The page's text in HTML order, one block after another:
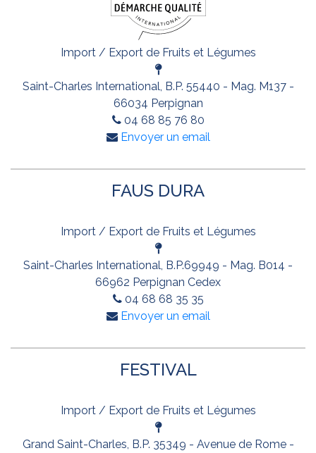
Import / Export de Fruits et Légumes
Saint-Charles International, B.P. 55440 - Mag. M137 -
66034 Perpignan
04 68 85 76 80
Envoyer un email
FAUS DURA
Import / Export de Fruits et Légumes
Saint-Charles International, B.P.69949 - Mag. B014 -
66962 Perpignan Cedex
04 68 68 35 35
Envoyer un email
FESTIVAL
Import / Export de Fruits et Légumes
Grand Saint-Charles, B.P. 35349 - Avenue de Rome -